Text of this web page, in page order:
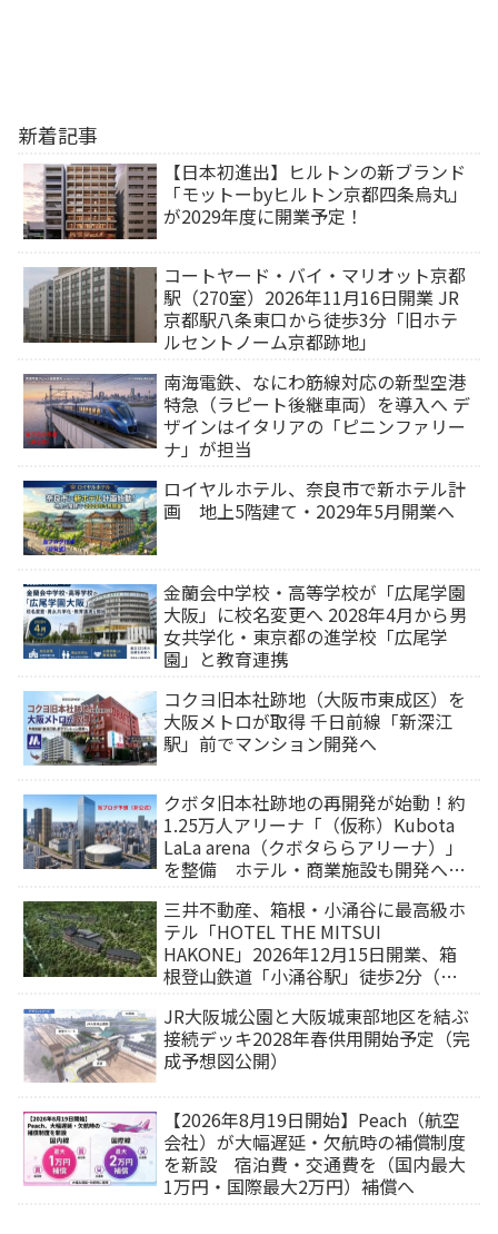
新着記事
【日本初進出】ヒルトンの新ブランド
「モットーbyヒルトン京都四条烏丸」
が2029年度に開業予定！
コートヤード・バイ・マリオット京都
駅（270室）2026年11月16日開業 JR
京都駅八条東口から徒歩3分「旧ホテ
ルセントノーム京都跡地」
南海電鉄、なにわ筋線対応の新型空港
特急（ラピート後継車両）を導入へ デ
ザインはイタリアの「ピニンファリー
ナ」が担当
ロイヤルホテル、奈良市で新ホテル計
画 地上5階建て・2029年5月開業へ
金蘭会中学校・高等学校が「広尾学園
大阪」に校名変更へ 2028年4月から男
女共学化・東京都の進学校「広尾学
園」と教育連携
コクヨ旧本社跡地（大阪市東成区）を
大阪メトロが取得 千日前線「新深江
駅」前でマンション開発へ
クボタ旧本社跡地の再開発が始動！約
1.25万人アリーナ「（仮称）Kubota
LaLa arena（クボタららアリーナ）」
を整備 ホテル・商業施設も開発へ
三井不動産、箱根・小涌谷に最高級ホ
テル「HOTEL THE MITSUI
HAKONE」2026年12月15日開業、箱
根登山鉄道「小涌谷駅」徒歩2分（旅
JR大阪城公園と大阪城東部地区を結ぶ
接続デッキ2028年春供用開始予定（完
成予想図公開）
【2026年8月19日開始】Peach（航空
会社）が大幅遅延・欠航時の補償制度
を新設 宿泊費・交通費を（国内最大
1万円・国際最大2万円）補償へ